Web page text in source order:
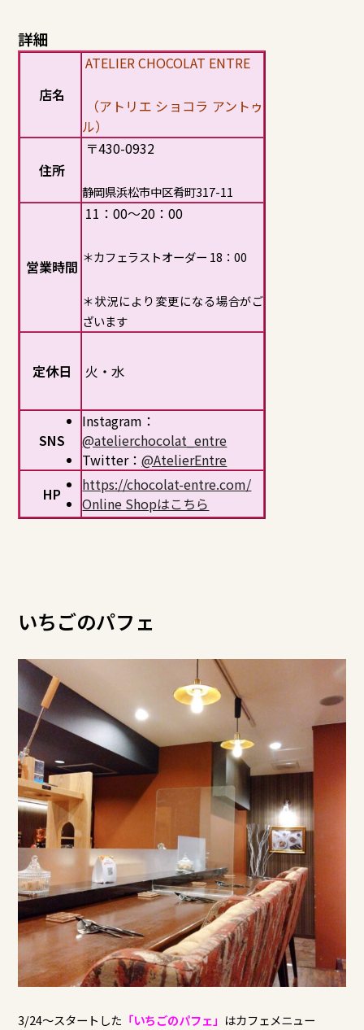
詳細
店名
ATELIER CHOCOLAT ENTRE
（アトリエ ショコラ アントゥ
ル）
住所
〒430-0932
静岡県浜松市中区肴町317-11
営業時間
11：00～20：00
＊カフェラストオーダー 18：00
＊状況により変更になる場合がご
ざいます
定休日 火・水
SNS
Instagram：
@atelierchocolat_entre
Twitter：@AtelierEntre
HP
https://chocolat-entre.com/
Online Shopはこちら
いちごのパフェ
3/24～スタートした 「いちごのパフェ」 はカフェメニュー